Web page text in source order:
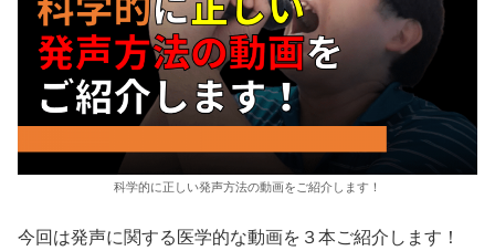
科学的に正しい発声方法の動画をご紹介します！
今回は発声に関する医学的な動画を３本ご紹介します！